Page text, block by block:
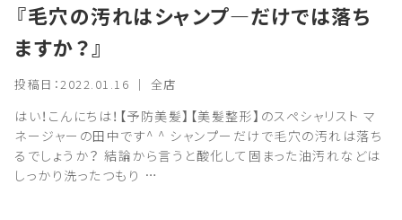
『毛穴の汚れはシャンプ―だけでは落ち
ますか？』
投稿日：2022.01.16 ｜ 全店
はい！こんにちは！【予防美髪】【美髪整形】のスペシャリスト マ
ネージャーの田中です^ ^ シャンプーだけで毛穴の汚れは落ち
るでしょうか？ 結論から言うと酸化して固まった油汚れなどは
しっかり洗ったつもり …